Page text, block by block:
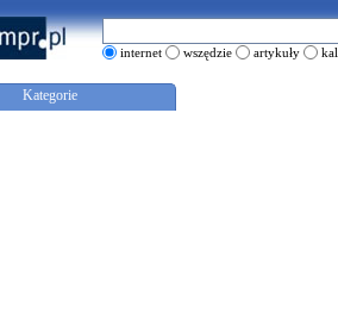
internet wszędzie artykuły
Kategorie